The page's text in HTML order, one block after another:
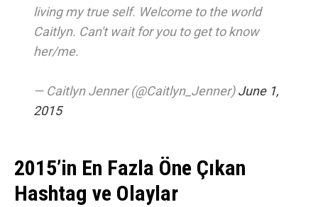
living my true self. Welcome to the world
Caitlyn. Can't wait for you to get to know
her/me.
— Caitlyn Jenner (@Caitlyn_Jenner)June 1,
2015
2015’in En Fazla Öne Çıkan
Hashtag ve Olaylar